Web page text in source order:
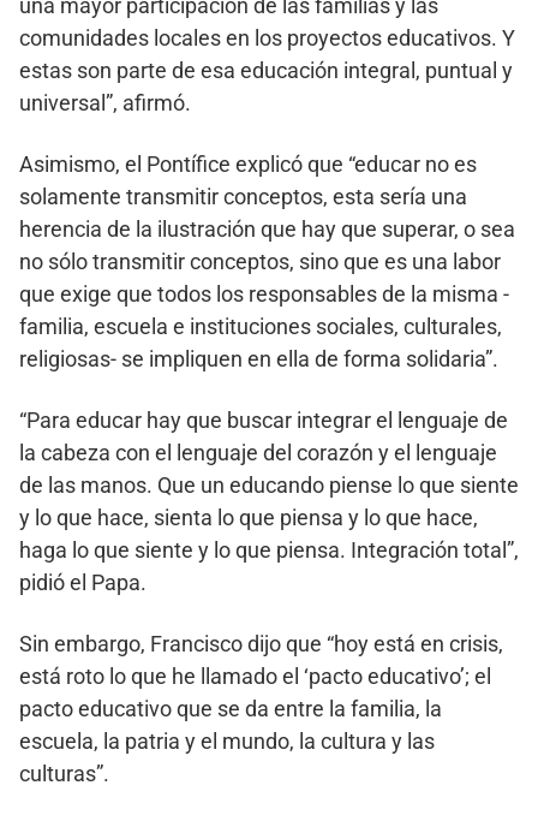
una mayor participación de las familias y las
comunidades locales en los proyectos educativos. Y
estas son parte de esa educación integral, puntual y
universal”, afirmó.
Asimismo, el Pontífice explicó que “educar no es
solamente transmitir conceptos, esta sería una
herencia de la ilustración que hay que superar, o sea
no sólo transmitir conceptos, sino que es una labor
que exige que todos los responsables de la misma -
familia, escuela e instituciones sociales, culturales,
religiosas- se impliquen en ella de forma solidaria”.
“Para educar hay que buscar integrar el lenguaje de
la cabeza con el lenguaje del corazón y el lenguaje
de las manos. Que un educando piense lo que siente
y lo que hace, sienta lo que piensa y lo que hace,
haga lo que siente y lo que piensa. Integración total”,
pidió el Papa.
Sin embargo, Francisco dijo que “hoy está en crisis,
está roto lo que he llamado el ‘pacto educativo’; el
pacto educativo que se da entre la familia, la
escuela, la patria y el mundo, la cultura y las
culturas”.